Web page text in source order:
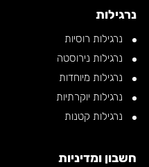
נרגילות
נרגילות רוסיות
נרגילות נירוסטה
נרגילות מיוחדות
נרגילות יוקרתיות
נרגילות קטנות
חשבון ומדיניות